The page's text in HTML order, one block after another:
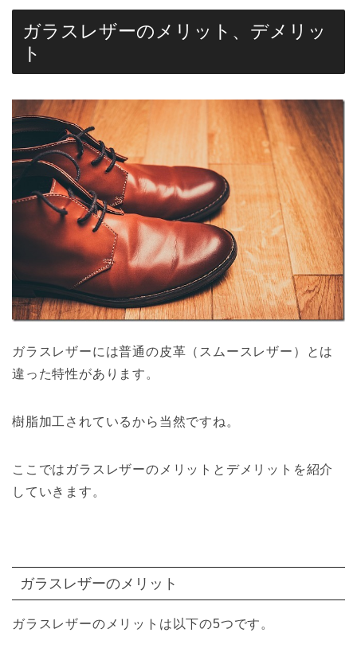
ガラスレザーのメリット、デメリッ
ト
ガラスレザーには普通の皮革（スムースレザー）とは
違った特性があります。
樹脂加工されているから当然ですね。
ここではガラスレザーのメリットとデメリットを紹介
していきます。
ガラスレザーのメリット
ガラスレザーのメリットは以下の5つです。